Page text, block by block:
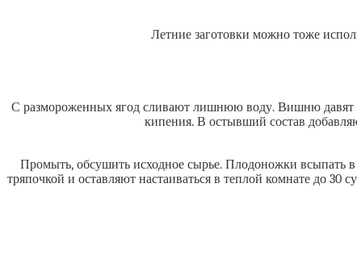
Летние заготовки можно тоже
С размороженных ягод сливают лишнюю воду. Вишню давят
кипения. В остывший состав
Промыть, обсушить исходное сырье. Плодоножки всыпать
тряпочкой и оставляют настаиваться в теплой комнате до